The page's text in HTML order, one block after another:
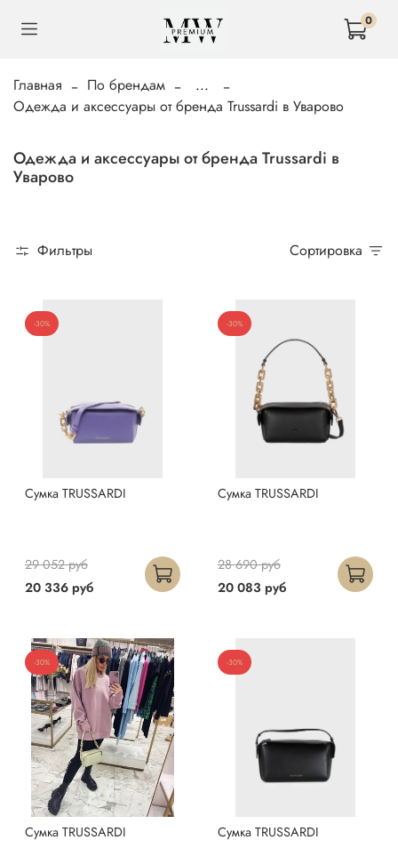
0
Главная По брендам
...
Одежда и аксессуары от бренда Trussardi в Уварово
Одежда и аксессуары от бренда Trussardi в
Уварово
Фильтры Сортировка
-30%
Сумка TRUSSARDI
20 336 руб
29 052 руб
-30%
Сумка TRUSSARDI
20 083 руб
28 690 руб
-30%
Сумка TRUSSARDI
-30%
Сумка TRUSSARDI